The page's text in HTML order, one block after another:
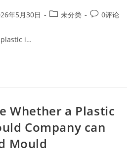
年5月30日 未分类 0评论
i…
Whether a Plastic
Company can
Mould